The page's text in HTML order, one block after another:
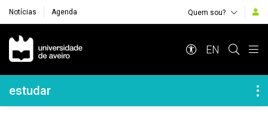
Notícias Agenda Quem sou?
Navegação Principal
EN
Navegação Lateral
estudar